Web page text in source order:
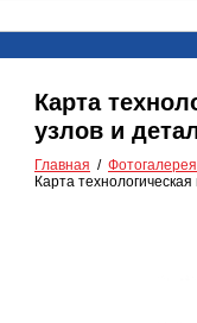
Карта
узлов и
Главная
Фотогалерея
Карта